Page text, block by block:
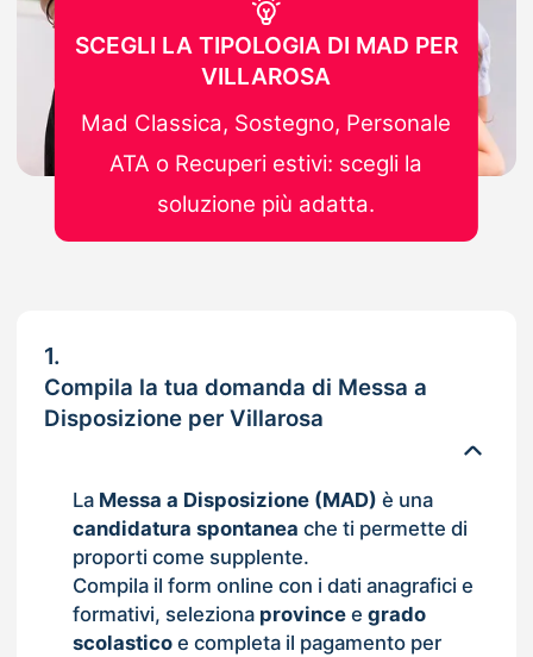
1.
Compila la tua domanda di Messa a
Disposizione per Villarosa
La Messa a Disposizione (MAD) è una
candidatura spontanea che ti permette di
proporti come supplente.
Compila il form online con i dati anagrafici e
formativi, seleziona provincee grado
scolasticoe completa il pagamento per
SCEGLI LA TIPOLOGIA DI MAD PER
VILLAROSA
Mad Classica, Sostegno, Personale
ATA o Recuperi estivi: scegli la
soluzione più adatta.